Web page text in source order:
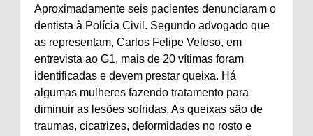
Aproximadamente seis pacientes denunciaram o
dentista à Polícia Civil. Segundo advogado que
as representam, Carlos Felipe Veloso, em
entrevista ao G1, mais de 20 vítimas foram
identificadas e devem prestar queixa. Há
algumas mulheres fazendo tratamento para
diminuir as lesões sofridas. As queixas são de
traumas, cicatrizes, deformidades no rosto e